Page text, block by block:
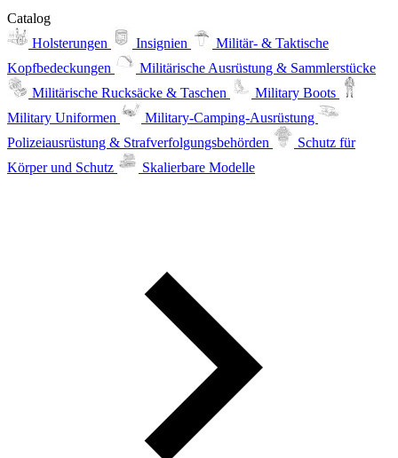
Catalog
Holsterungen
Insignien
Militär- & Taktische
Kopfbedeckungen
Militärische Ausrüstung & Sammlerstücke
Militärische Rucksäcke & Taschen
Military Boots
Military Uniformen
Military-Camping-Ausrüstung
Polizeiausrüstung & Strafverfolgungsbehörden
Schutz für
Körper und Schutz
Skalierbare Modelle